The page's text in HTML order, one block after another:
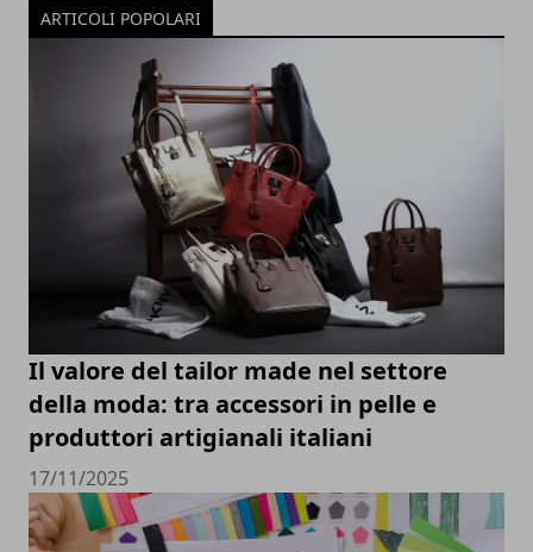
ARTICOLI POPOLARI
Il valore del tailor made nel settore
della moda: tra accessori in pelle e
produttori artigianali italiani
17/11/2025